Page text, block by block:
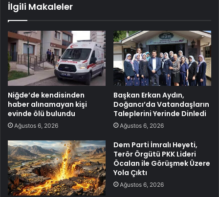
İlgili Makaleler
Niğde’de kendisinden
haber alınamayan kişi
evinde ölü bulundu
Ağustos 6, 2026
Başkan Erkan Aydın,
Doğancı’da Vatandaşların
Taleplerini Yerinde Dinledi
Ağustos 6, 2026
Dem Parti İmralı Heyeti,
Terör Örgütü PKK Lideri
Öcalan ile Görüşmek Üzere
Yola Çıktı
Ağustos 6, 2026